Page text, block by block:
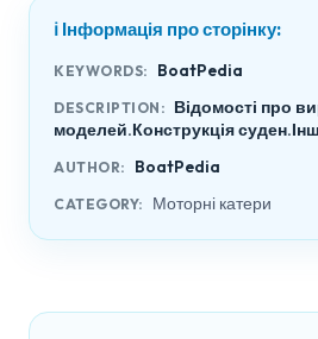
ℹ️ Інформація про сторінку:
KEYWORDS: BoatPedia
DESCRIPTION: Відомості про
моделей.Конструкція
AUTHOR: BoatPedia
CATEGORY: Моторні катери